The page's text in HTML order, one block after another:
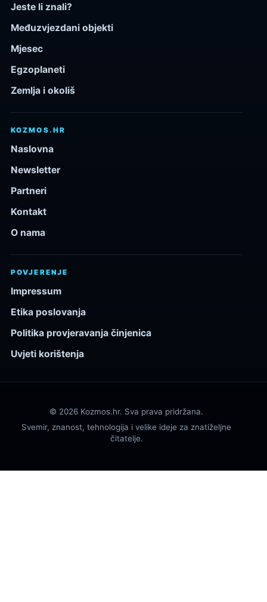
Jeste li znali?
Međuzvjezdani objekti
Mjesec
Egzoplaneti
Zemlja i okoliš
KOZMOS.HR
Naslovna
Newsletter
Partneri
Kontakt
O nama
POVJERENJE
Impressum
Etika poslovanja
Politika provjeravanja činjenica
Uvjeti korištenja
© 2026 Kozmos.hr. Sva prava pridržana.
Svemir, znanost, tehnologija i velike ideje za znatiželjne
čitatelje.